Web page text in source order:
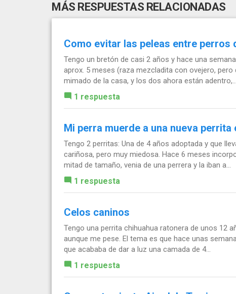
MÁS RESPUESTAS RELACIONADAS
Como evitar las peleas entre perros
Tengo un bretón de casi 2 años y hace una
aprox. 5 meses (raza mezcladita con ovejero,
mimado de la casa, y los dos ahora están adentro,...
1 respuesta
Mi perra muerde a una nueva perrita
Tengo 2 perritas: Una de 4 años adoptada y que
cariñosa, pero muy miedosa. Hace 6 meses
mitad de tamaño, venia de una perrera y la iban a...
1 respuesta
Celos caninos
Tengo una perrita chihuahua ratonera de unos 12
aunque me pese. El tema es que hace unas
que acababa de dar a luz una camada de 4...
1 respuesta